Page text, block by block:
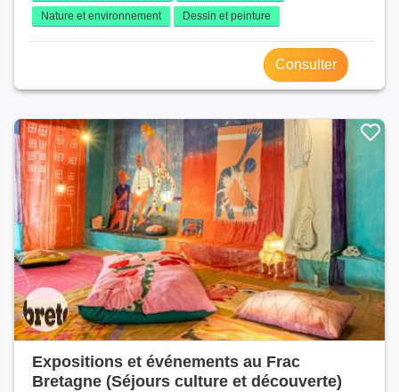
Nature et environnement
Dessin et peinture
Consulter
Expositions et événements au Frac
Bretagne (Séjours culture et découverte)